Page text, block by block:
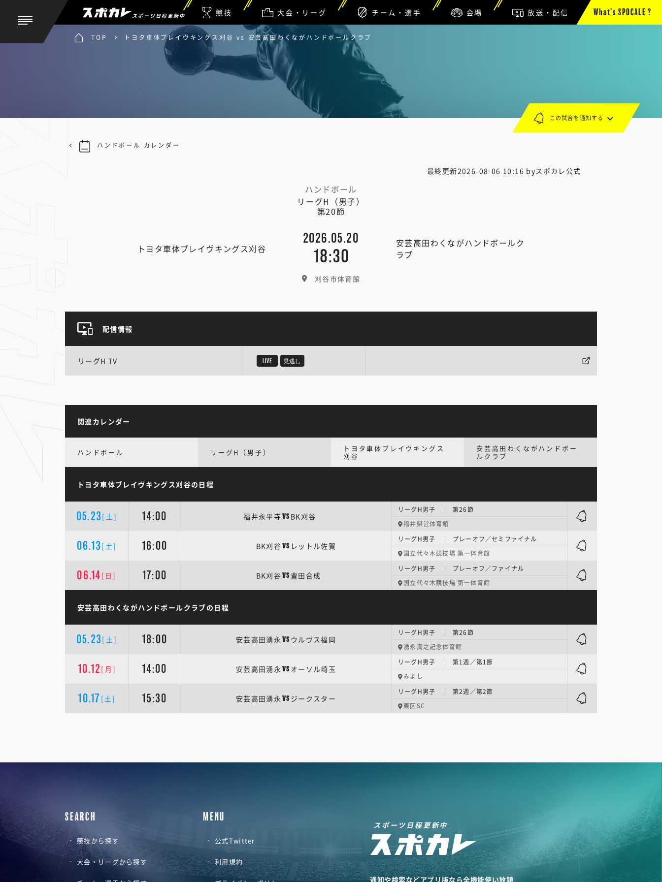
スポーツ日程更新中 競技 大会・リーグ チーム・選手 会場 放送・配信 What’s SPOCALE ?
TOP トヨタ車体ブレイヴキングス刈谷 vs 安芸高田わくながハンドボールクラブ
最終更新2026-08-06 10:16 byスポカレ公式
ハンドボール
リーグH（男子）
第20節
トヨタ車体ブレイヴキングス刈谷
2026.05.20
18:30
安芸高田わくながハンドボールク
ラブ
刈谷市体育館
この試合を通知する
ハンドボール カレンダー
配信情報
リーグH TV LIVE 見逃し
関連カレンダー
ハンドボール リーグH（男子）
トヨタ車体ブレイヴキングス
刈谷
安芸高田わくながハンドボー
ルクラブ
トヨタ車体ブレイヴキングス刈谷の日程
05.23 [土] 14:00 福井永平寺VS BK刈谷
リーグH男子 | 第26節
福井県営体育館
06.13 [土] 16:00 BK刈谷VS レットル佐賀
リーグH男子 | プレーオフ／セミファイナル
国立代々木競技場 第一体育館
06.14 [日] 17:00 BK刈谷VS 豊田合成
リーグH男子 | プレーオフ／ファイナル
国立代々木競技場 第一体育館
安芸高田わくながハンドボールクラブの日程
05.23 [土] 18:00 安芸高田湧永 VS ウルヴス福岡
リーグH男子 | 第26節
湧永満之記念体育館
10.12 [月] 14:00 安芸高田湧永 VS オーソル埼玉
リーグH男子 | 第1週／第1節
みよし
10.17 [土] 15:30 安芸高田湧永 VS ジークスター
リーグH男子 | 第2週／第2節
東区SC
SEARCH
競技から探す
大会・リーグから探す
MENU
公式Twitter
利用規約
スポーツ日程更新中
通知や検索などアプリ版なら全機能使い放題